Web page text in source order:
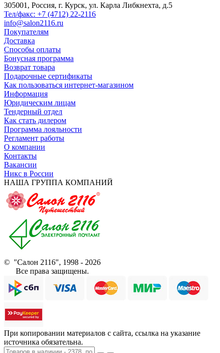
305001, Россия, г. Курск, ул. Карла Либкнехта, д.5
Тел/факс: +7 (4712) 22-2116
info@salon2116.ru
Покупателям
Доставка
Способы оплаты
Бонусная программа
Возврат товара
Подарочные сертификаты
Как пользоваться интернет-магазином
Информация
Юридическим лицам
Тендерный отдел
Как стать дилером
Программа лояльности
Регламент работы
О компании
Контакты
Вакансии
Никс в России
НАША ГРУППА КОМПАНИЙ
© "Салон 2116", 1998 - 2026
Все права защищены.
При копировании материалов с сайта, ссылка на указание
источника обязательна.